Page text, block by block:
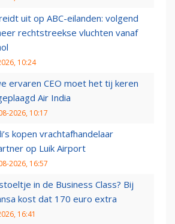
uit op ABC-eilanden: volgend
rechtstreekse vluchten vanaf
10:24
ervaren CEO moet het tij keren
Air India
2026, 10:17
kopen vrachtafhandelaar
op Luik Airport
2026, 16:57
in de Business Class? Bij
kost dat 170 euro extra
16:41